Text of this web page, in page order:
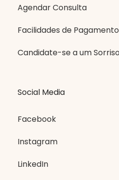
Agendar Consulta
Facilidades de Pagamento
Candidate-se a um Sorriso
Social Media
Facebook
Instagram
LinkedIn